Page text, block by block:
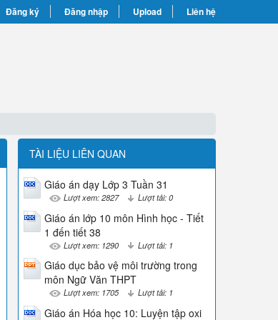
Đăng ký Đăng nhập Upload Liên hệ
TÀI LIỆU LIÊN QUAN
Giáo án dạy Lớp 3 Tuần 31
Lượt xem: 2827 Lượt tải: 0
Giáo án lớp 10 môn Hình học - Tiết
1 đến tiết 38
Lượt xem: 1290 Lượt tải: 1
Giáo dục bảo vệ môi trường trong
môn Ngữ Văn THPT
Lượt xem: 1705 Lượt tải: 1
Giáo án Hóa học 10: Luyện tập oxi